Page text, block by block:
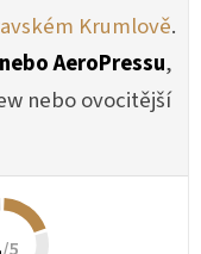
Krumlově.
AeroPressu,
nebo ovocitější